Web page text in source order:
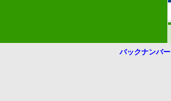
バックナンバー